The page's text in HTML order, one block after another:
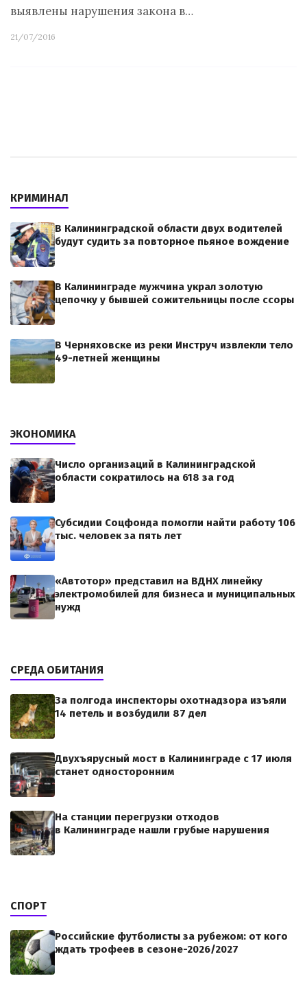
выявлены нарушения закона в…
21/07/2016
КРИМИНАЛ
В Калининградской области двух водителей
будут судить за повторное пьяное вождение
В Калининграде мужчина украл золотую
цепочку у бывшей сожительницы после ссоры
В Черняховске из реки Инструч извлекли тело
49-летней женщины
ЭКОНОМИКА
Число организаций в Калининградской
области сократилось на 618 за год
Субсидии Соцфонда помогли найти работу 106
тыс. человек за пять лет
«Автотор» представил на ВДНХ линейку
электромобилей для бизнеса и муниципальных
нужд
СРЕДА ОБИТАНИЯ
За полгода инспекторы охотнадзора изъяли
14 петель и возбудили 87 дел
Двухъярусный мост в Калининграде с 17 июля
станет односторонним
На станции перегрузки отходов
в Калининграде нашли грубые нарушения
СПОРТ
Российские футболисты за рубежом: от кого
ждать трофеев в сезоне-2026/2027